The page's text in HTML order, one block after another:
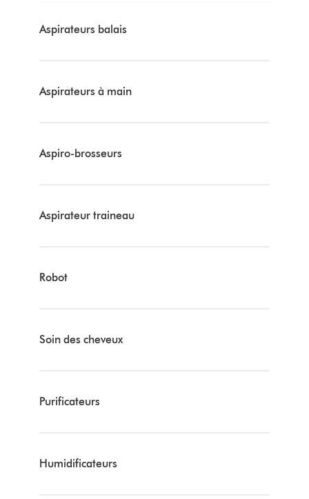
Aspirateurs balais
Aspirateurs à main
Aspiro-brosseurs
Aspirateur traineau
Robot
Soin des cheveux
Purificateurs
Humidificateurs